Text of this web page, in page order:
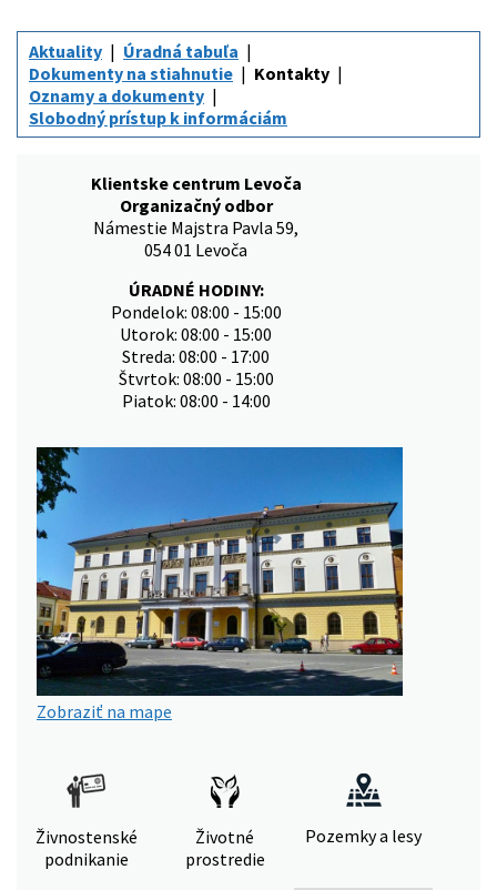
Aktuality
Úradná tabuľa
Dokumenty na stiahnutie
Kontakty
Oznamy a dokumenty
Slobodný prístup k informáciám
Klientske centrum Levoča
Organizačný odbor
Námestie Majstra Pavla 59,
054 01 Levoča
ÚRADNÉ HODINY:
Pondelok: 08:00 - 15:00
Utorok: 08:00 - 15:00
Streda: 08:00 - 17:00
Štvrtok: 08:00 - 15:00
Piatok: 08:00 - 14:00
Zobraziť na mape
Živnostenské
podnikanie
Životné
prostredie
Pozemky a lesy